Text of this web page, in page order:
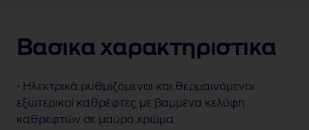
Bασικα χαρακτηριστικα
• Ηλεκτρικά ρυθμιζόμενοι και θερμαινόμενοι
εξωτερικοί καθρέφτες με βαμμένα κελύφη
καθρεφτών σε μαύρο χρώμα